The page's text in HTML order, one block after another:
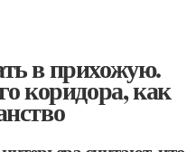
в прихожую.
коридора, как